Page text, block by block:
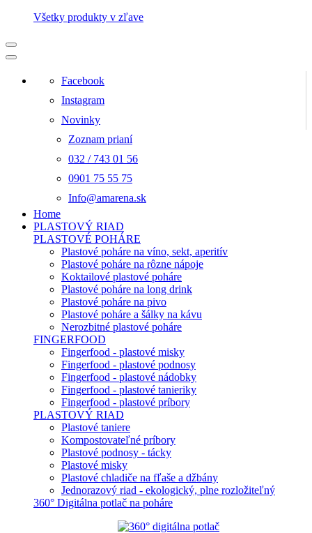
Všetky produkty v zľave
Facebook
Instagram
Novinky
Zoznam prianí
032 / 743 01 56
0901 75 55 75
Info@amarena.sk
Home
PLASTOVÝ RIAD
PLASTOVÉ POHÁRE
Plastové poháre na víno, sekt, aperitív
Plastové poháre na rôzne nápoje
Koktailové plastové poháre
Plastové poháre na long drink
Plastové poháre na pivo
Plastové poháre a šálky na kávu
Nerozbitné plastové poháre
FINGERFOOD
Fingerfood - plastové misky
Fingerfood - plastové podnosy
Fingerfood - plastové nádobky
Fingerfood - plastové tanieriky
Fingerfood - plastové príbory
PLASTOVÝ RIAD
Plastové taniere
Kompostovateľné príbory
Plastové podnosy - tácky
Plastové misky
Plastové chladiče na fľaše a džbány
Jednorazový riad - ekologický, plne rozložiteľný
360° Digitálna potlač na poháre